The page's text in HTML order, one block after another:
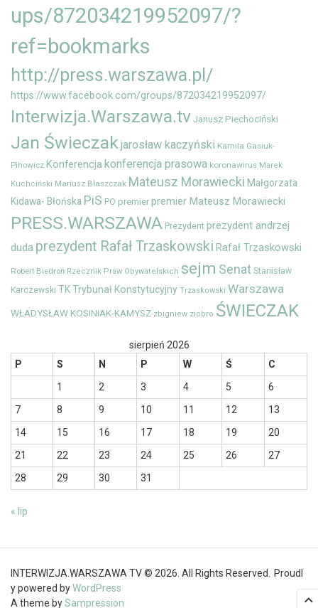
ups/872034219952097/?
ref=bookmarks
http://press.warszawa.pl/
https://www.facebook.com/groups/872034219952097/
Interwizja.Warszawa.tv Janusz Piechociński
Jan Świeczakjarosław kaczyński Kamila Gasiuk-
Pihowicz Konferencja konferencja prasowa koronawirus Marek
Kuchciński Mariusz Błaszczak Mateusz Morawiecki Małgorzata
Kidawa- Błońska PiS PO premier premier Mateusz Morawiecki
PRESS.WARSZAWA Prezydent prezydent andrzej
duda prezydent Rafał Trzaskowski Rafał Trzaskowski
Robert Biedroń Rzecznik Praw Obywatelskich sejm Senat Stanisław
Karczewski TKTrybunał Konstytucyjny Trzaskowski Warszawa
WŁADYSŁAW KOSINIAK-KAMYSZ zbigniew ziobro ŚWIECZAK
sierpień 2026
P
S N P W Ś
C
1
2 3 4 5
6
7
8 9 10 11 12
13
14
15 16 17 18 19
20
21
22 23 24 25 26
27
28
29 30 31
« lip
INTERWIZJA.WARSZAWA TV © 2026. All Rights Reserved. Proudl
y powered byWordPress
A theme bySampression